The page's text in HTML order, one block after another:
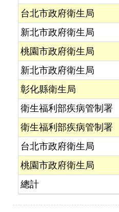
台北市政府衛生局
新北市政府衛生局
桃園市政府衛生局
新北市政府衛生局
彰化縣衛生局
衛生福利部疾病管制署
衛生福利部疾病管制署
台北市政府衛生局
桃園市政府衛生局
總計